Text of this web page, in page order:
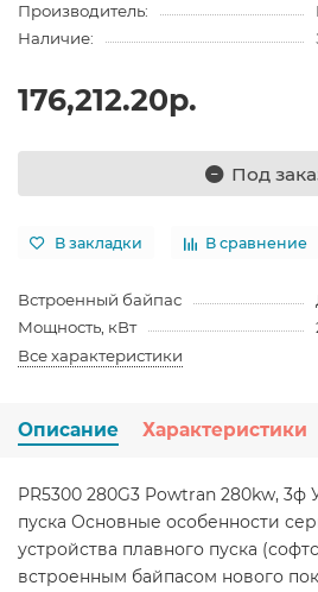
Производитель:
Наличие:
176,212.20р.
Под
В закладки В сравнение
Встроенный байпас
Мощность, кВт
Все характеристики
Описание Характеристики
PR5300 280G3 Powtran 280kw, 3ф
пуска Основные особенности
устройства плавного пуска
встроенным байпасом нового